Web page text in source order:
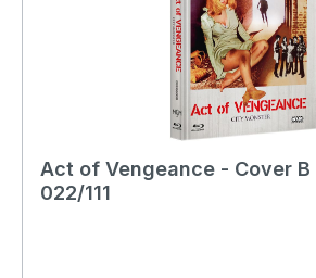
Act of Vengeance - Cover
022/111